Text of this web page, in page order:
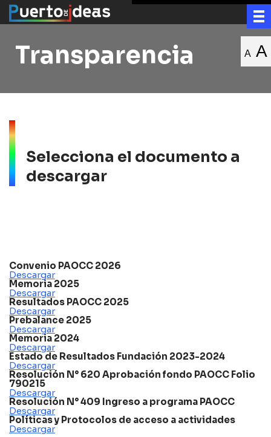
A A
Transparencia
Selecciona el documento a
descargar
Convenio PAOCC 2026
Descargar
Memoria 2025
Descargar
Resultados PAOCC 2025
Descargar
Prebalance 2025
Descargar
Memoria 2024
Descargar
Estado de Resultados Fundación 2023-2024
Descargar
Resolución N° 620 Aprobación fondo PAOCC Folio
790215
Descargar
Resolución N° 409 Ingreso a programa PAOCC
Descargar
Políticas y Protocolos de acceso a actividades
Descargar